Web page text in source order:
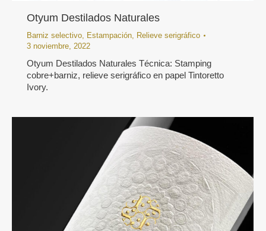
Otyum Destilados Naturales
Barniz selectivo, Estampación, Relieve serigráfico
3 noviembre, 2022
Otyum Destilados Naturales Técnica: Stamping
cobre+barniz, relieve serigráfico en papel Tintoretto
Ivory.